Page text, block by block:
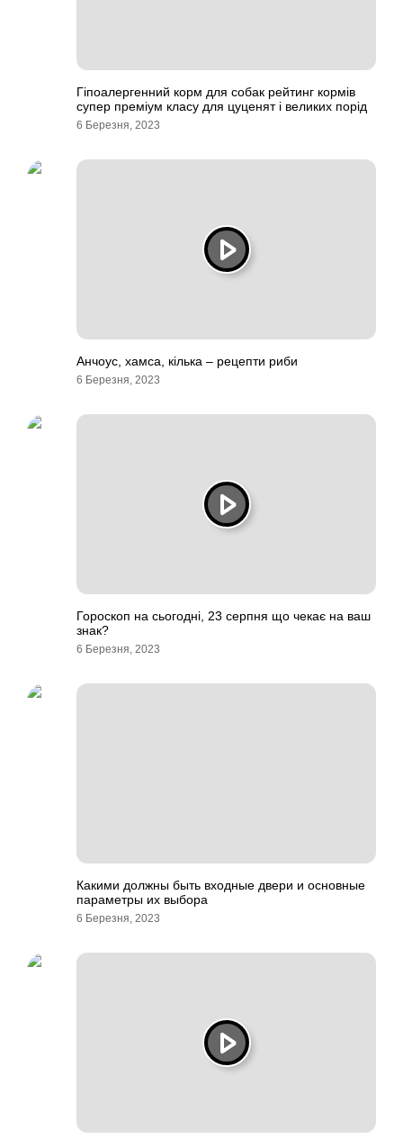
Гіпоалергенний корм для собак рейтинг кормів
супер преміум класу для цуценят і великих порід
6 Березня, 2023
Анчоус, хамса, кілька – рецепти риби
6 Березня, 2023
Гороскоп на сьогодні, 23 серпня що чекає на ваш
знак?
6 Березня, 2023
Какими должны быть входные двери и основные
параметры их выбора
6 Березня, 2023